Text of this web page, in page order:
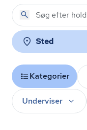
Sted
Kategorier
Underviser